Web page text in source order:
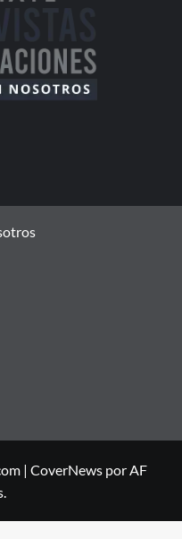
| CoverNews por AF